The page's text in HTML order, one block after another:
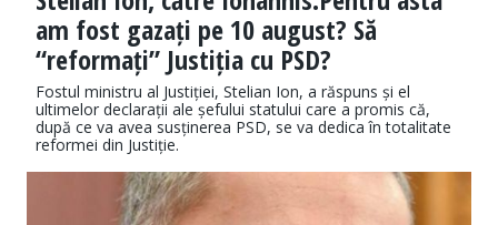
am fost gazați pe 10 august? Să
“reformați” Justiția cu PSD?
Fostul ministru al Justiției, Stelian Ion, a răspuns și el
ultimelor declarații ale șefului statului care a promis că,
după ce va avea susținerea PSD, se va dedica în totalitate
reformei din Justiție.